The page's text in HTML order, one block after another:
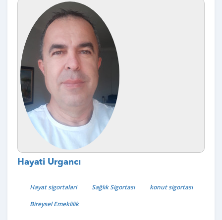
Hayati Urgancı
Hayat sigortalari Sağlık Sigortası
konut sigortası
Bireysel Emeklilik